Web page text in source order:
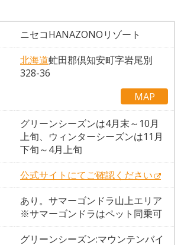
ニセコHANAZONOリゾート
北海道虻田郡倶知安町字岩尾別
328-36
MAP
グリーンシーズンは4月末～10月
上旬、ウィンターシーズンは11月
下旬～4月上旬
公式サイトにてご確認ください
あり。サマーゴンドラ山上エリア
※サマーゴンドラはペット同乗可
グリーンシーズン:マウンテンバイ